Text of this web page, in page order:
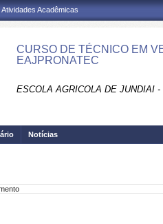
Acadêmicas
CURSO DE TÉCNICO EM
EAJPRONATEC
ESCOLA AGRICOLA DE JUNDIAI
Notícias